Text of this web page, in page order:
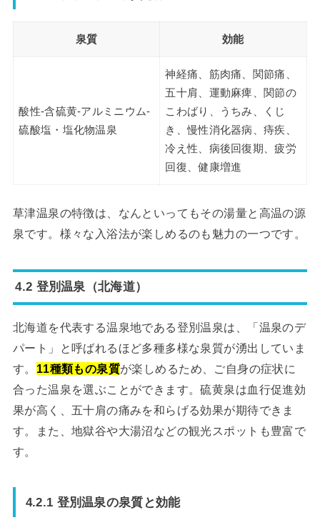
泉質 効能
酸性-含硫黄-アルミニウム-
硫酸塩・塩化物温泉
神経痛、筋肉痛、関節痛、
五十肩、運動麻痺、関節の
こわばり、うちみ、くじ
き、慢性消化器病、痔疾、
冷え性、病後回復期、疲労
回復、健康増進
草津温泉の特徴は、なんといってもその湯量と高温の源
泉です。様々な入浴法が楽しめるのも魅力の一つです。
4.2 登別温泉（北海道）
北海道を代表する温泉地である登別温泉は、「温泉のデ
パート」と呼ばれるほど多種多様な泉質が湧出していま
す。 11種類もの泉質が楽しめるため、ご自身の症状に
合った温泉を選ぶことができます。硫黄泉は血行促進効
果が高く、五十肩の痛みを和らげる効果が期待できま
す。また、地獄谷や大湯沼などの観光スポットも豊富で
す。
4.2.1 登別温泉の泉質と効能